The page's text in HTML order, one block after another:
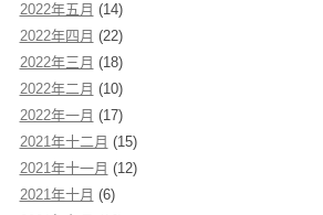
2022年五月 (14)
2022年四月 (22)
2022年三月 (18)
2022年二月 (10)
2022年一月 (17)
2021年十二月 (15)
2021年十一月 (12)
2021年十月 (6)